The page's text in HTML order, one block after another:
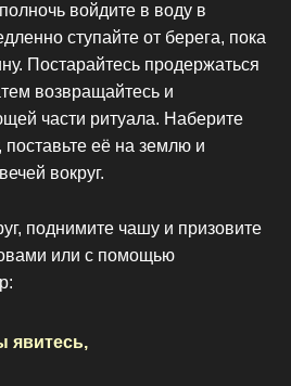
войдите в воду в
ступайте от берега, пока
Постарайтесь продержаться
возвращайтесь и
части ритуала. Наберите
её на землю и
вокруг.
поднимите чашу и призовите
или с помощью
явитесь,